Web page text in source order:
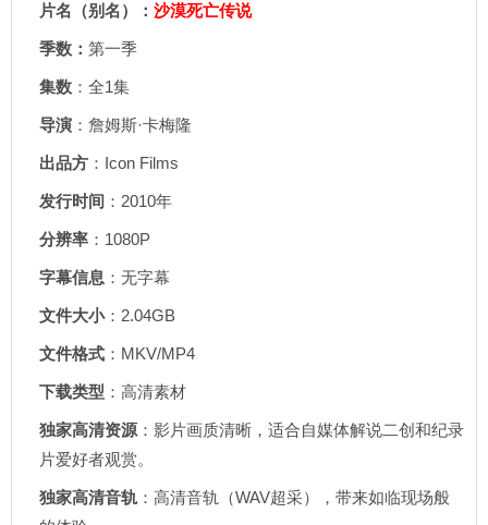
片名（别名）： 沙漠死亡传说
季数： 第一季
集数 ：全1集
导演 ：詹姆斯·卡梅隆
出品方 ：Icon Films
发行时间 ：2010年
分辨率 ：1080P
字幕信息 ：无字幕
文件大小：2.04GB
文件格式 ：MKV/MP4
下载类型 ：高清素材
独家高清资源 ：影片画质清晰，适合自媒体解说二创和纪录
片爱好者观赏。
独家高清音轨 ：高清音轨（WAV超采），带来如临现场般